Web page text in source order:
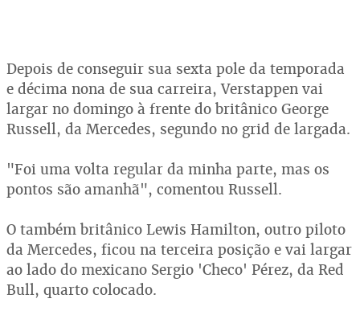
Depois de conseguir sua sexta pole da temporada
e décima nona de sua carreira, Verstappen vai
largar no domingo à frente do britânico George
Russell, da Mercedes, segundo no grid de largada.
"Foi uma volta regular da minha parte, mas os
pontos são amanhã", comentou Russell.
O também britânico Lewis Hamilton, outro piloto
da Mercedes, ficou na terceira posição e vai largar
ao lado do mexicano Sergio 'Checo' Pérez, da Red
Bull, quarto colocado.